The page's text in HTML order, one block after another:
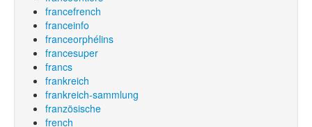
francefrench
franceinfo
franceorphélins
francesuper
francs
frankreich
frankreich-sammlung
französische
french